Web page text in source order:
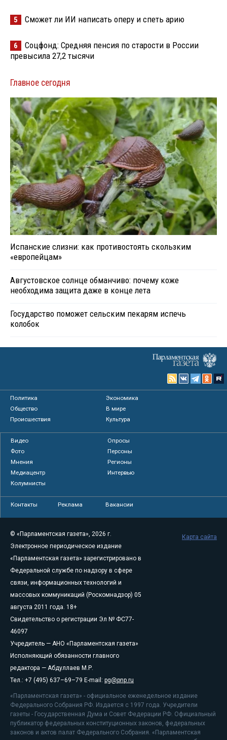
5 Сможет ли ИИ написать оперу и спеть арию
6
Соцфонд: Средняя пенсия по старости в России
превысила 27,2 тысячи
Главное сегодня
Испанские слизни: как противостоять скользким
«европейцам»
Августовское солнце обманчиво: почему коже
необходима защита даже в конце лета
Государство поможет сельским пекарям испечь
колобок
Политика
Экономика
Общество
В мире
Происшествия
Культура
Видео
Опросы
Фото
Персоны
Мнения
Регионы
Медиацентр
Интервью
Колумнисты
Контакты Реклама Вакансии
© «Парламентская газета», 2026 г.
Электронное периодическое издание
«Парламентская газета» зарегистрировано в
Федеральной службе по надзору в сфере
связи, информационных технологий и
массовых коммуникаций (Роскомнадзор) 05
августа 2011 года. 18+
Свидетельство о регистрации Эл № ФС77-
46097
Учредитель — АНО «Парламентская газета»
Исполняющий обязанности главного
редактора — Абдуллаев М.Р.
Тел.: +7 (495) 637–69–79 E-mail: pg@pnp.ru
«Парламентская газета» - официальное еженедельное издание
Федерального Собрания РФ. Издается с 1997 года. Учредители
газеты - Государственная Дума и Совет Федерации РФ. Официальный
публикатор федеральных конституционных законов, федеральных
законов и актов палат Федерального Собрания. «Парламентская
Карта сайта